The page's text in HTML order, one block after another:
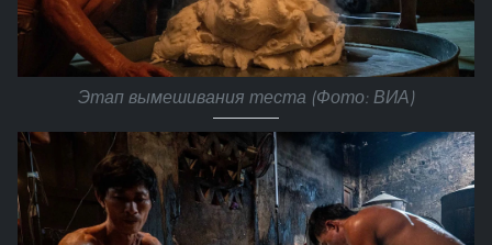
Этап вымешивания теста (Фото: ВИА)